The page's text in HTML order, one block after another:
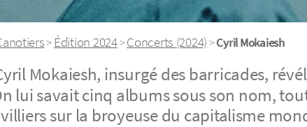
>Édition 2024>Concerts (2024)>Cyril Mokaiesh
Mokaiesh, insurgé des barricades,
lui savait cinq albums sous son nom,
sur la broyeuse du capitalisme